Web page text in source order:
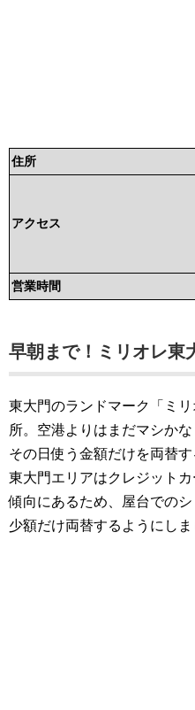
住所
アクセス
営業時間
早朝まで！ミリオレ東
東大門のランドマーク「ミ
所。空港よりはまだマシか
その日使う金額だけを両替
東大門エリアはクレジット
傾向にあるため、屋台での
少額だけ両替するようにしま